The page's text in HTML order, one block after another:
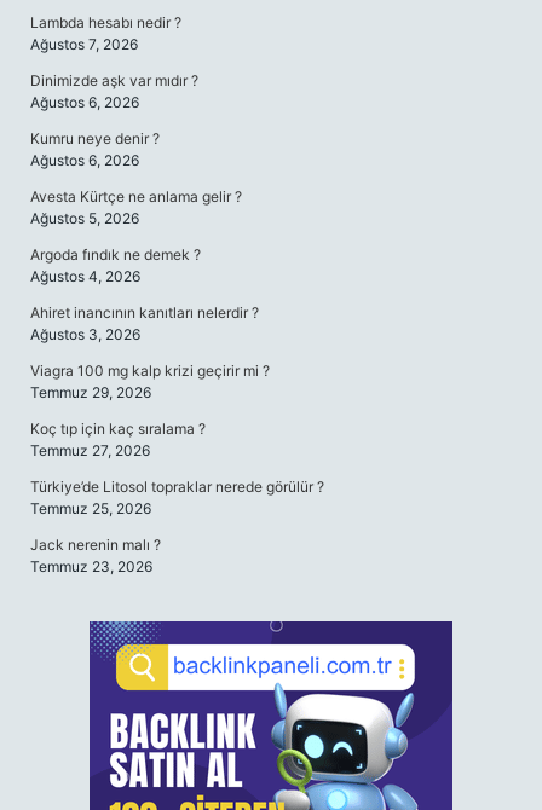
Lambda hesabı nedir ?
Ağustos 7, 2026
Dinimizde aşk var mıdır ?
Ağustos 6, 2026
Kumru neye denir ?
Ağustos 6, 2026
Avesta Kürtçe ne anlama gelir ?
Ağustos 5, 2026
Argoda fındık ne demek ?
Ağustos 4, 2026
Ahiret inancının kanıtları nelerdir ?
Ağustos 3, 2026
Viagra 100 mg kalp krizi geçirir mi ?
Temmuz 29, 2026
Koç tıp için kaç sıralama ?
Temmuz 27, 2026
Türkiye’de Litosol topraklar nerede görülür ?
Temmuz 25, 2026
Jack nerenin malı ?
Temmuz 23, 2026